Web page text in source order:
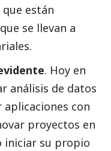
que están
se llevan a
. Hoy en
análisis de datos
con
proyectos en
iniciar su propio